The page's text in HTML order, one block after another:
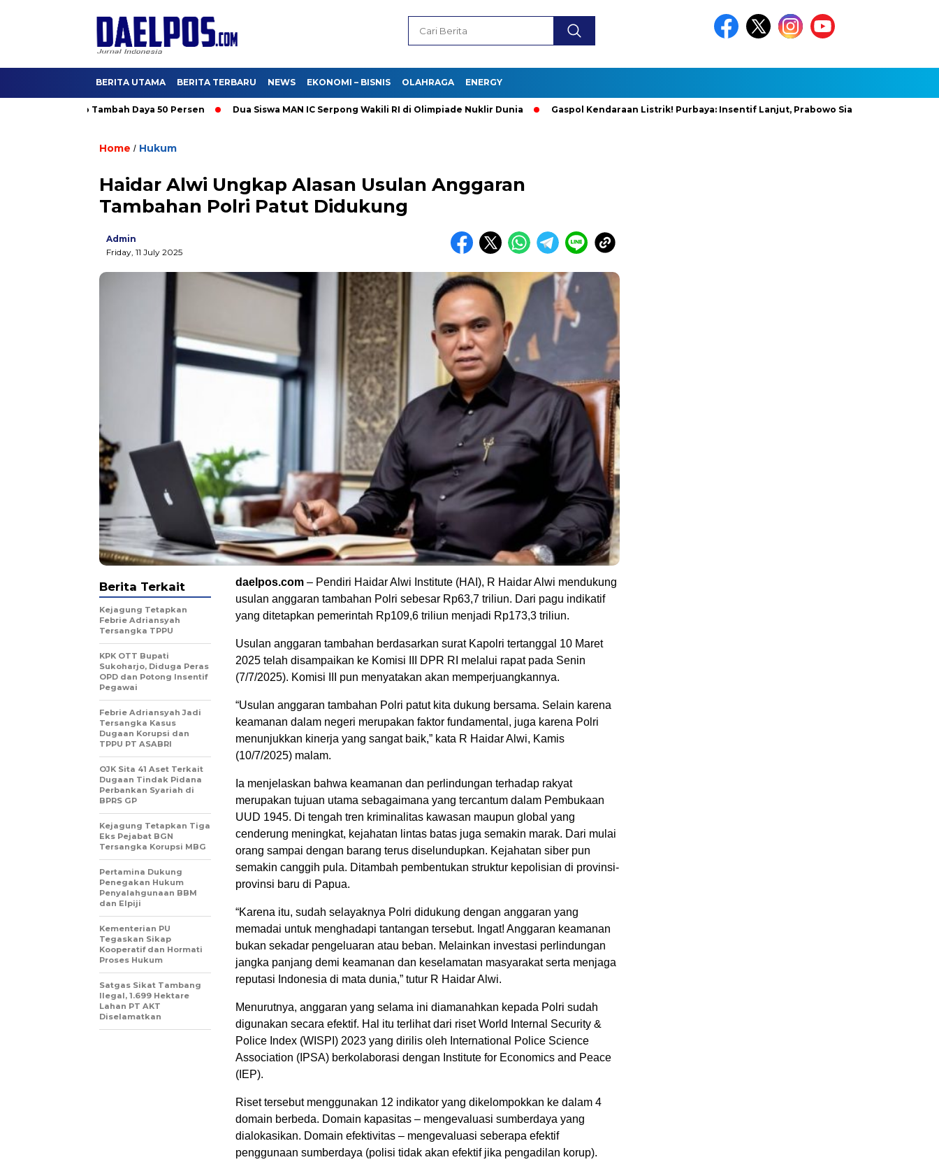
BERITA UTAMA BERITA TERBARU NEWS EKONOMI – BISNIS OLAHRAGA ENERGY
Promo Tambah Daya 50 Persen Dua Siswa MAN IC Serpong Wakili RI di Olimpiade Nuklir Dunia Gaspol Kendaraan Listrik! Purbaya: Insentif Lanjut, Prabowo Siapkan Stimulus Baru
Home / Hukum
Haidar Alwi Ungkap Alasan Usulan Anggaran
Tambahan Polri Patut Didukung
Admin
Friday, 11 July 2025
daelpos.com – Pendiri Haidar Alwi Institute (HAI), R Haidar Alwi mendukung
usulan anggaran tambahan Polri sebesar Rp63,7 triliun. Dari pagu indikatif
yang ditetapkan pemerintah Rp109,6 triliun menjadi Rp173,3 triliun.
Usulan anggaran tambahan berdasarkan surat Kapolri tertanggal 10 Maret
2025 telah disampaikan ke Komisi III DPR RI melalui rapat pada Senin
(7/7/2025). Komisi III pun menyatakan akan memperjuangkannya.
“Usulan anggaran tambahan Polri patut kita dukung bersama. Selain karena
keamanan dalam negeri merupakan faktor fundamental, juga karena Polri
menunjukkan kinerja yang sangat baik,” kata R Haidar Alwi, Kamis
(10/7/2025) malam.
Ia menjelaskan bahwa keamanan dan perlindungan terhadap rakyat
merupakan tujuan utama sebagaimana yang tercantum dalam Pembukaan
UUD 1945. Di tengah tren kriminalitas kawasan maupun global yang
cenderung meningkat, kejahatan lintas batas juga semakin marak. Dari mulai
orang sampai dengan barang terus diselundupkan. Kejahatan siber pun
semakin canggih pula. Ditambah pembentukan struktur kepolisian di provinsi-
provinsi baru di Papua.
“Karena itu, sudah selayaknya Polri didukung dengan anggaran yang
memadai untuk menghadapi tantangan tersebut. Ingat! Anggaran keamanan
bukan sekadar pengeluaran atau beban. Melainkan investasi perlindungan
jangka panjang demi keamanan dan keselamatan masyarakat serta menjaga
reputasi Indonesia di mata dunia,” tutur R Haidar Alwi.
Menurutnya, anggaran yang selama ini diamanahkan kepada Polri sudah
digunakan secara efektif. Hal itu terlihat dari riset World Internal Security &
Police Index (WISPI) 2023 yang dirilis oleh International Police Science
Association (IPSA) berkolaborasi dengan Institute for Economics and Peace
(IEP).
Riset tersebut menggunakan 12 indikator yang dikelompokkan ke dalam 4
domain berbeda. Domain kapasitas – mengevaluasi sumberdaya yang
dialokasikan. Domain efektivitas – mengevaluasi seberapa efektif
penggunaan sumberdaya (polisi tidak akan efektif jika pengadilan korup).
Berita Terkait
Kejagung Tetapkan
Febrie Adriansyah
Tersangka TPPU
KPK OTT Bupati
Sukoharjo, Diduga Peras
OPD dan Potong Insentif
Pegawai
Febrie Adriansyah Jadi
Tersangka Kasus
Dugaan Korupsi dan
TPPU PT ASABRI
OJK Sita 41 Aset Terkait
Dugaan Tindak Pidana
Perbankan Syariah di
BPRS GP
Kejagung Tetapkan Tiga
Eks Pejabat BGN
Tersangka Korupsi MBG
Pertamina Dukung
Penegakan Hukum
Penyalahgunaan BBM
dan Elpiji
Kementerian PU
Tegaskan Sikap
Kooperatif dan Hormati
Proses Hukum
Satgas Sikat Tambang
Ilegal, 1.699 Hektare
Lahan PT AKT
Diselamatkan